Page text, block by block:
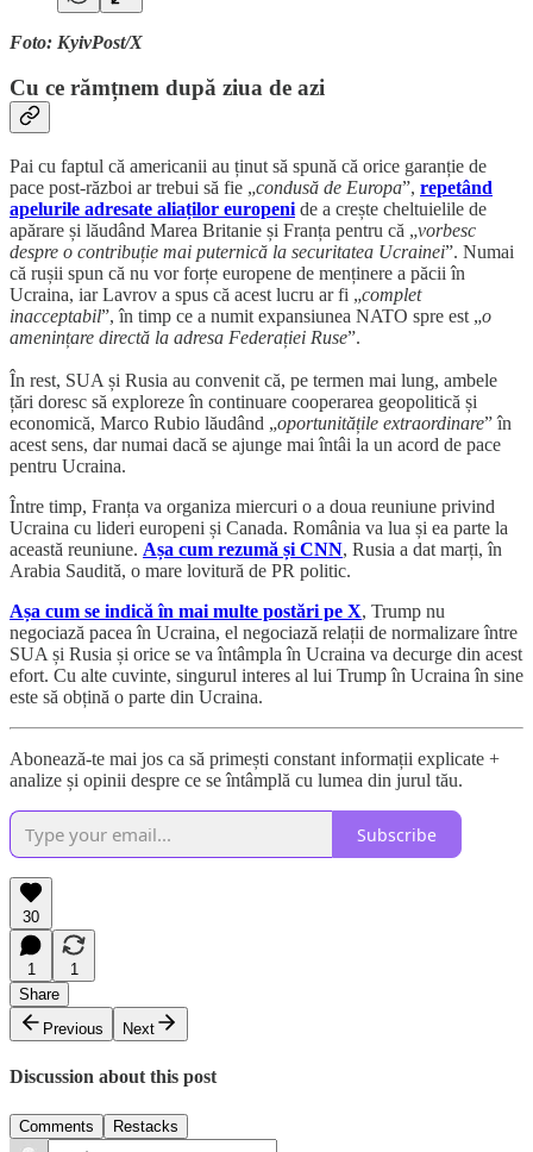
Foto: KyivPost/X
Cu ce rămțnem după ziua de azi
Pai cu faptul că americanii au ținut să spună că orice garanție de
pace post-război ar trebui să fie „condusă de Europa”, repetând
apelurile adresate aliaților europeni de a crește cheltuielile de
apărare și lăudând Marea Britanie și Franța pentru că „vorbesc
despre o contribuție mai puternică la securitatea Ucrainei”. Numai
că rușii spun că nu vor forțe europene de menținere a păcii în
Ucraina, iar Lavrov a spus că acest lucru ar fi „complet
inacceptabil”, în timp ce a numit expansiunea NATO spre est „o
amenințare directă la adresa Federației Ruse”.
În rest, SUA și Rusia au convenit că, pe termen mai lung, ambele
țări doresc să exploreze în continuare cooperarea geopolitică și
economică, Marco Rubio lăudând „oportunitățile extraordinare” în
acest sens, dar numai dacă se ajunge mai întâi la un acord de pace
pentru Ucraina.
Între timp, Franța va organiza miercuri o a doua reuniune privind
Ucraina cu lideri europeni și Canada. România va lua și ea parte la
această reuniune. Așa cum rezumă și CNN, Rusia a dat marți, în
Arabia Saudită, o mare lovitură de PR politic.
Așa cum se indică în mai multe postări pe X, Trump nu
negociază pacea în Ucraina, el negociază relații de normalizare între
SUA și Rusia și orice se va întâmpla în Ucraina va decurge din acest
efort. Cu alte cuvinte, singurul interes al lui Trump în Ucraina în sine
este să obțină o parte din Ucraina.
Abonează-te mai jos ca să primești constant informații explicate +
analize și opinii despre ce se întâmplă cu lumea din jurul tău.
Subscribe
30
1
1
Share
Previous
Next
Discussion about this post
Comments Restacks